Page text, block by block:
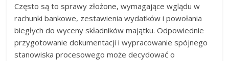
Często są to sprawy złożone, wymagające wglądu w
rachunki bankowe, zestawienia wydatków i powołania
biegłych do wyceny składników majątku. Odpowiednie
przygotowanie dokumentacji i wypracowanie spójnego
stanowiska procesowego może decydować o